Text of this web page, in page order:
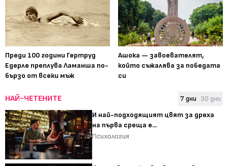
Преди 100 години Гертруд
Едерле преплува Ламанша по-
бързо от всеки мъж
Ашока — завоевателят,
който съжалява за победата
си
НАЙ-ЧЕТЕНИТЕ 7 дни 30 дни
И най-подходящият цвят за дреха
на първа среща е...
Психология